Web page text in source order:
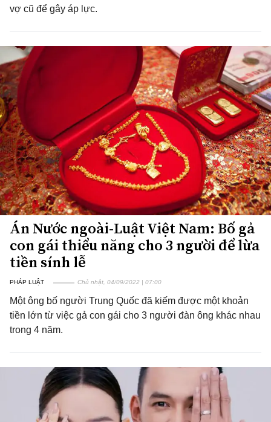
vợ cũ để gây áp lực.
Án Nước ngoài-Luật Việt Nam: Bố gả
con gái thiểu năng cho 3 người để lừa
tiền sính lễ
PHÁP LUẬT Chủ nhật, 04/09/2022 | 07:00
Một ông bố người Trung Quốc đã kiếm được một khoản
tiền lớn từ việc gả con gái cho 3 người đàn ông khác nhau
trong 4 năm.